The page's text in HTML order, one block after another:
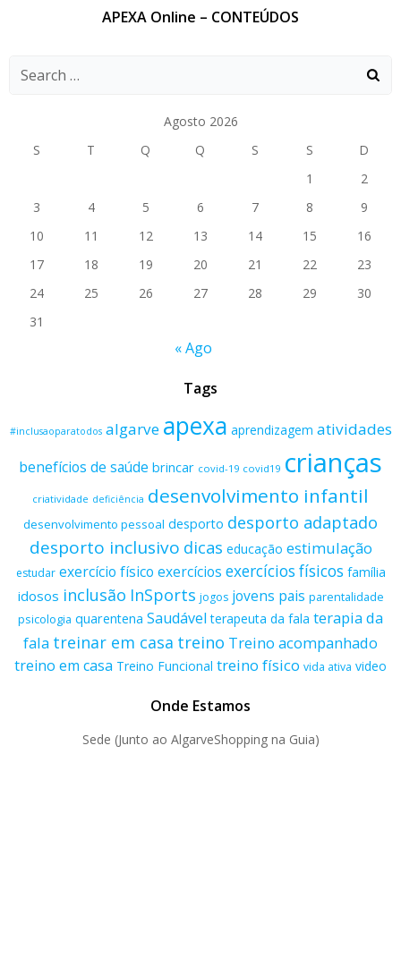
APEXA Online – CONTEÚDOS
Agosto 2026
S
T Q Q S S
D
1
2
3
4 5 6 7 8
9
10
11 12 13 14 15
16
17
18 19 20 21 22
23
24
25 26 27 28 29
30
31
« Ago
Tags
#inclusaoparatodos algarve apexa aprendizagem atividades
benefícios de saúde brincar covid-19 covid19 crianças
criatividade deficiência desenvolvimento infantil
desenvolvimento pessoal desporto desporto adaptado
desporto inclusivo dicas educação estimulação
estudar exercício físico exercícios exercícios físicos família
idosos inclusão InSports jogos jovens pais parentalidade
psicologia quarentena Saudável terapeuta da fala terapia da
fala treinar em casa treino Treino acompanhado
treino em casa Treino Funcional treino físico vida ativa video
Onde Estamos
Sede (Junto ao AlgarveShopping na Guia)